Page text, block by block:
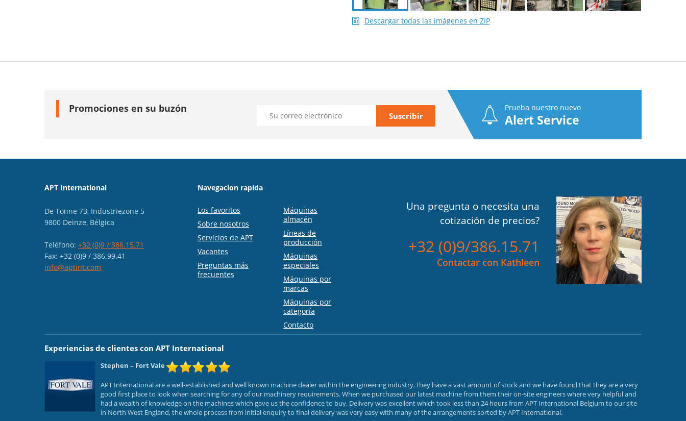
Descargar todas las imágenes en ZIP
Promociones en su buzón Prueba nuestro nuevo
Alert Service
APT International
De Tonne 73, Industriezone 5
9800 Deinze, Bélgica
Teléfono: +32 (0)9 / 386.15.71
Fax: +32 (0)9 / 386.99.41
info@aptint.com
Navegacion rapida
Los favoritos
Sobre nosotros
Servicios de APT
Vacantes
Preguntas más
frecuentes
Máquinas
almacén
Líneas de
producción
Máquinas
especiales
Máquinas por
marcas
Máquinas por
categoría
Contacto
Una pregunta o necesita una
cotización de precios?
+32 (0)9/386.15.71
Contactar con Kathleen
Experiencias de clientes con APT International
Stephen – Fort Vale
APT International are a well-established and well known machine dealer within the engineering industry, they have a vast amount of stock and we have found that they are a very
good first place to look when searching for any of our machinery requirements. When we purchased our latest machine from them their on-site engineers where very helpful and
had a wealth of knowledge on the machines which gave us the confidence to buy. Delivery was excellent which took less than 24 hours from APT International Belgium to our site
in North West England, the whole process from initial enquiry to final delivery was very easy with many of the arrangements sorted by APT International.